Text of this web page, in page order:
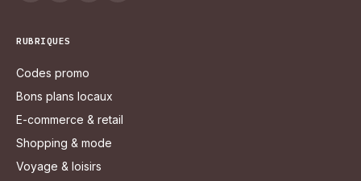
RUBRIQUES
Codes promo
Bons plans locaux
E-commerce & retail
Shopping & mode
Voyage & loisirs